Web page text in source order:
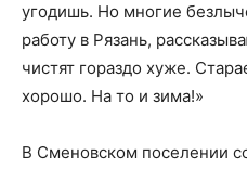
угодишь. Но многие
работу в Рязань,
чистят гораздо хуже.
хорошо. На то и зима!»
В Сменовском поселении